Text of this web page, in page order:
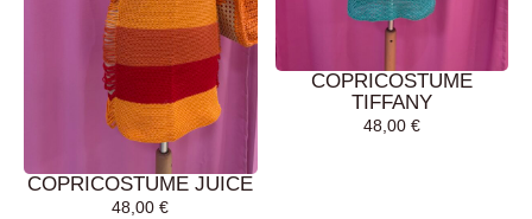
COPRICOSTUME JUICE
48,00€
COPRICOSTUME
TIFFANY
48,00 €